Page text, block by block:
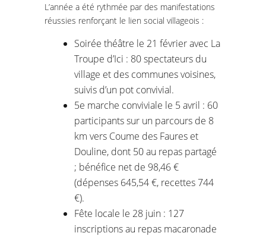
L’année a été rythmée par des manifestations
réussies renforçant le lien social villageois :
Soirée théâtre le 21 février avec La
Troupe d’Ici : 80 spectateurs du
village et des communes voisines,
suivis d’un pot convivial.
5e marche conviviale le 5 avril : 60
participants sur un parcours de 8
km vers Coume des Faures et
Douline, dont 50 au repas partagé
; bénéfice net de 98,46 €
(dépenses 645,54 €, recettes 744
€).
Fête locale le 28 juin : 127
inscriptions au repas macaronade